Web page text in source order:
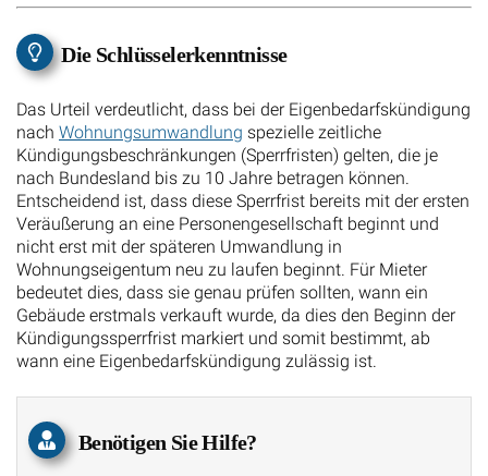
Die Schlüsselerkenntnisse
Das Urteil verdeutlicht, dass bei der Eigenbedarfskündigung
nach Wohnungsumwandlung spezielle zeitliche
Kündigungsbeschränkungen (Sperrfristen) gelten, die je
nach Bundesland bis zu 10 Jahre betragen können.
Entscheidend ist, dass diese Sperrfrist bereits mit der ersten
Veräußerung an eine Personengesellschaft beginnt und
nicht erst mit der späteren Umwandlung in
Wohnungseigentum neu zu laufen beginnt. Für Mieter
bedeutet dies, dass sie genau prüfen sollten, wann ein
Gebäude erstmals verkauft wurde, da dies den Beginn der
Kündigungssperrfrist markiert und somit bestimmt, ab
wann eine Eigenbedarfskündigung zulässig ist.
Benötigen Sie Hilfe?